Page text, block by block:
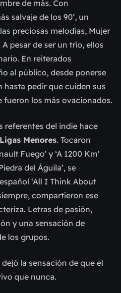
de más. Con
salvaje de los 90’, un
preciosas melodías, Mujer
pesar de ser un trío, ellos
En reiterados
al público, desde ponerse
hasta pedir que cuiden sus
fueron los más ovacionados.
referentes del indie hace
Menores. Tocaron
Fuego’ y ‘A 1200 Km’
del Águila’, se
‘All I Think About
compartieron ese
Letras de pasión,
y una sensación de
los grupos.
la sensación de que el
que nunca.